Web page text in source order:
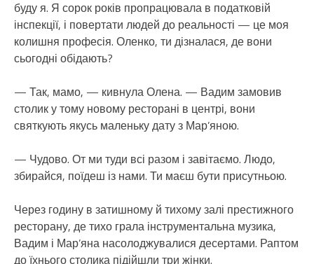
буду я. Я сорок років пропрацювала в податковій
інспекції, і повертати людей до реальності — це моя
колишня професія. Оленко, ти дізналася, де вони
сьогодні обідають?
— Так, мамо, — кивнула Олена. — Вадим замовив
столик у тому новому ресторані в центрі, вони
святкують якусь маленьку дату з Мар’яною.
— Чудово. От ми туди всі разом і завітаємо. Людо,
збирайся, поїдеш із нами. Ти маєш бути присутньою.
Через годину в затишному й тихому залі престижного
ресторану, де тихо грала інструментальна музика,
Вадим і Мар’яна насолоджувалися десертами. Раптом
до їхнього столика підійшли три жінки.